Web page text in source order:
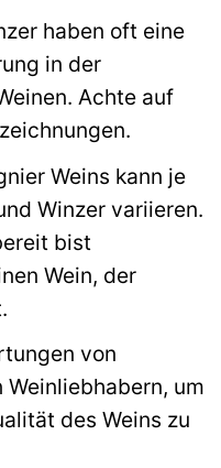
haben oft eine
in der
Achte auf
Weins kann je
Winzer variieren.
bist
Wein, der
von
um
des Weins zu